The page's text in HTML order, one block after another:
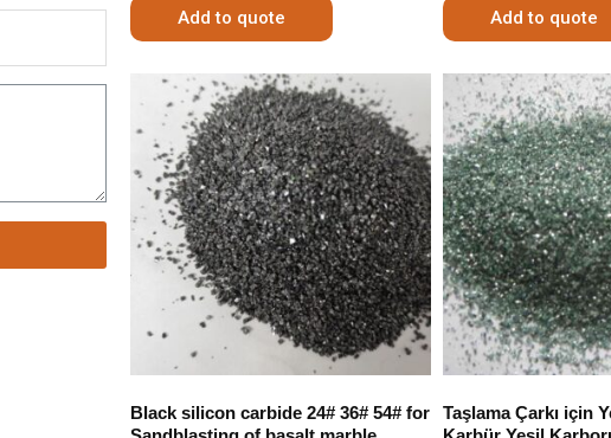
Add to quote Add to quote
Black silicon carbide 24# 36# 54# for
Taşlama Çarkı için